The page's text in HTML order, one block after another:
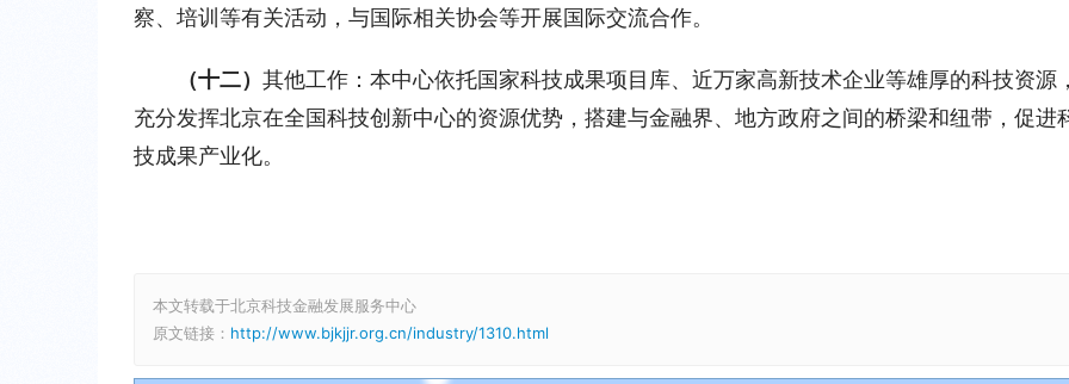
察、培训等有关活动，与国际相关协会等开展国际交流合作。
（十二） 其他工作：本中心依托国家科技成果项目库、近万家高新技术企业等雄厚的科技资源
充分发挥北京在全国科技创新中心的资源优势，搭建与金融界、地方政府之间的桥梁和纽带，促进
技成果产业化。
本文转载于北京科技金融发展服务中心
原文链接： http://www.bjkjjr.org.cn/industry/1310.html